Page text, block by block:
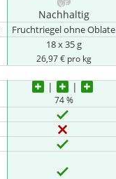
Nachhaltig
Fruchtriegel ohne Oblate
18 x 35 g
26,97 € pro kg
74 %